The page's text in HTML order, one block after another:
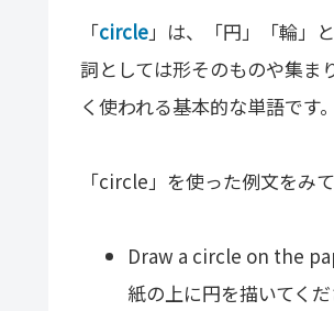
「circle」は、「円」「輪」
詞としては形そのものや集ま
く使われる基本的な単語です。
「circle」を使った例文をみ
Draw a circle on the
紙の上に円を描いてくだ